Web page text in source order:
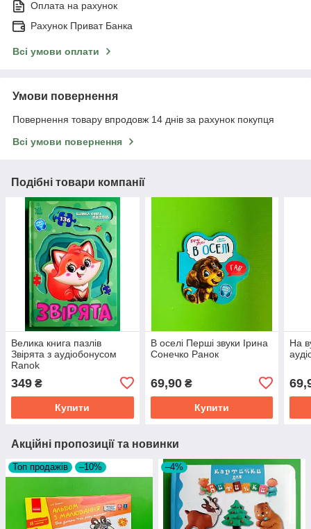
Оплата на рахунок
Рахунок Приват Банка
Всі умови оплати
Умови повернення
Повернення товару впродовж 14 днів за рахунок покупця
Всі умови повернення
Подібні товари компанії
Велика книга пазлів
Звірята з аудіобонусом
Ranok
349 ₴
Купити
В оселі Перші звуки Ірина
Сонечко Ранок
69,90₴
Купити
На
Акційні пропозиції та новинки
Топ продажів –10% –4%